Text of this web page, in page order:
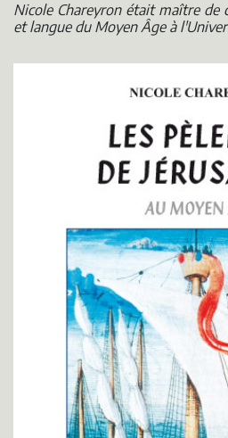
Nicole Chareyron était maître de
et langue du Moyen Âge à